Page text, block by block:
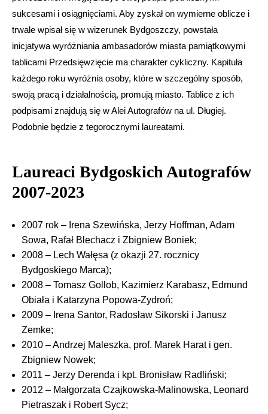
sukcesami i osiągnięciami. Aby zyskał on wymierne oblicze i
trwale wpisał się w wizerunek Bydgoszczy, powstała
inicjatywa wyróżniania ambasadorów miasta pamiątkowymi
tablicami Przedsięwzięcie ma charakter cykliczny. Kapituła
każdego roku wyróżnia osoby, które w szczególny sposób,
swoją pracą i działalnością, promują miasto. Tablice z ich
podpisami znajdują się w Alei Autografów na ul. Długiej.
Podobnie będzie z tegorocznymi laureatami.
Laureaci Bydgoskich Autografów
2007-2023
2007 rok – Irena Szewińska, Jerzy Hoffman, Adam
Sowa, Rafał Blechacz i Zbigniew Boniek;
2008 – Lech Wałęsa (z okazji 27. rocznicy
Bydgoskiego Marca);
2008 – Tomasz Gollob, Kazimierz Karabasz, Edmund
Obiała i Katarzyna Popowa-Zydroń;
2009 – Irena Santor, Radosław Sikorski i Janusz
Zemke;
2010 – Andrzej Maleszka, prof. Marek Harat i gen.
Zbigniew Nowek;
2011 – Jerzy Derenda i kpt. Bronisław Radliński;
2012 – Małgorzata Czajkowska-Malinowska, Leonard
Pietraszak i Robert Sycz;